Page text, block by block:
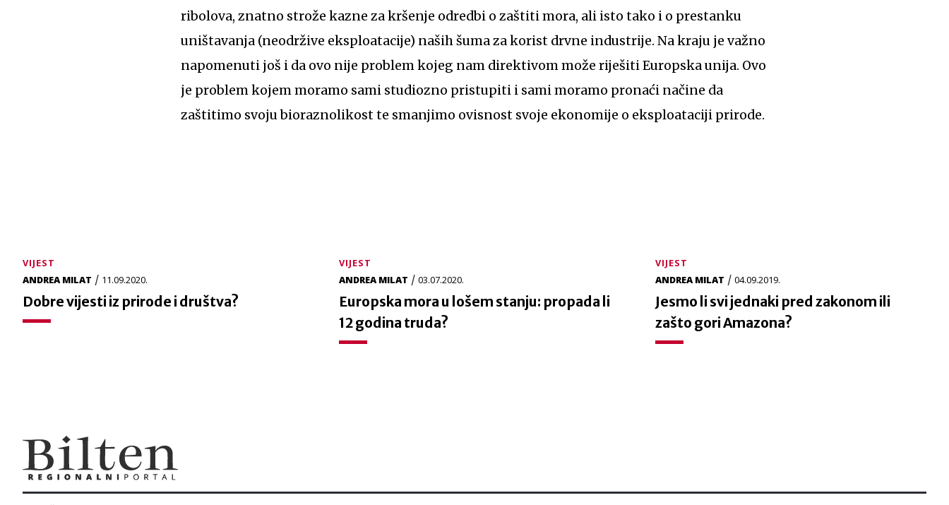
ribolova, znatno strože kazne za kršenje odredbi o zaštiti mora, ali isto tako i o prestanku
uništavanja (neodržive eksploatacije) naših šuma za korist drvne industrije. Na kraju je važno
napomenuti još i da ovo nije problem kojeg nam direktivom može riješiti Europska unija. Ovo
je problem kojem moramo sami studiozno pristupiti i sami moramo pronaći načine da
zaštitimo svoju bioraznolikost te smanjimo ovisnost svoje ekonomije o eksploataciji prirode.
VIJEST
ANDREA MILAT / 11.09.2020.
Dobre vijesti iz prirode i društva?
VIJEST
ANDREA MILAT / 03.07.2020.
Europska mora u lošem stanju: propada li
12 godina truda?
VIJEST
ANDREA MILAT / 04.09.2019.
Jesmo li svi jednaki pred zakonom ili
zašto gori Amazona?